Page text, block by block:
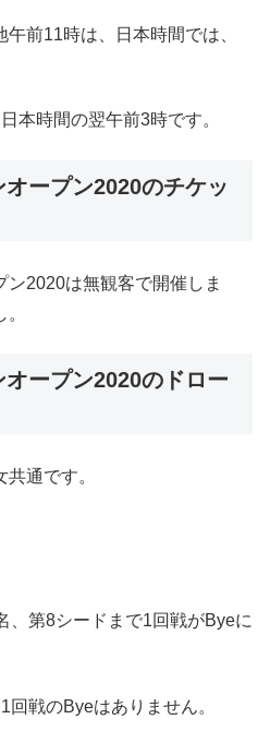
前11時は、日本時間では、
本時間の翌午前3時です。
ープン2020のチケッ
ン2020は無観客で開催しま
ープン2020のドロー
通です。
、第8シードまで1回戦がByeに
戦のByeはありません。